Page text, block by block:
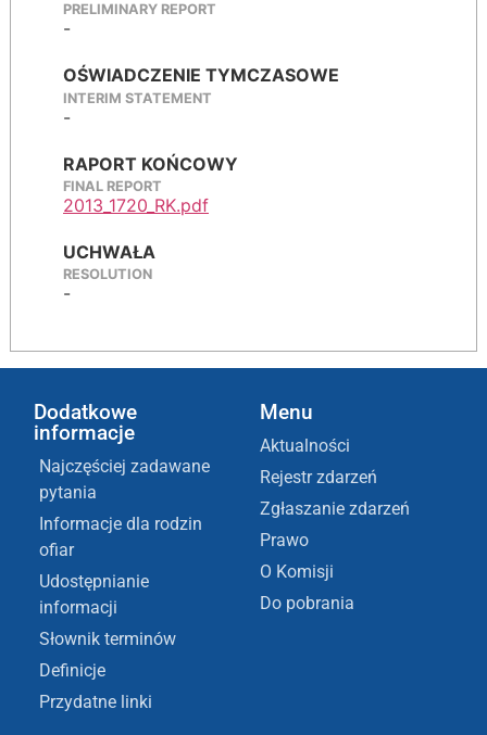
PRELIMINARY REPORT
-
OŚWIADCZENIE TYMCZASOWE
INTERIM STATEMENT
-
RAPORT KOŃCOWY
FINAL REPORT
2013_1720_RK.pdf
UCHWAŁA
RESOLUTION
-
Dodatkowe
informacje
Najczęściej zadawane
pytania
Informacje dla rodzin
ofiar
Udostępnianie
informacji
Słownik terminów
Definicje
Przydatne linki
Menu
Aktualności
Rejestr zdarzeń
Zgłaszanie zdarzeń
Prawo
O Komisji
Do pobrania